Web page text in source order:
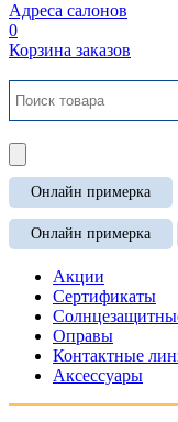
Адреса салонов
0
Корзина заказов
Онлайн примерка
Онлайн примерка
Акции
Сертификаты
Оправы
Контактные
Аксессуары